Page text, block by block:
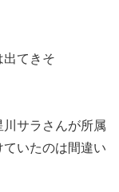
出てきそ
サラさんが所属
いたのは間違い